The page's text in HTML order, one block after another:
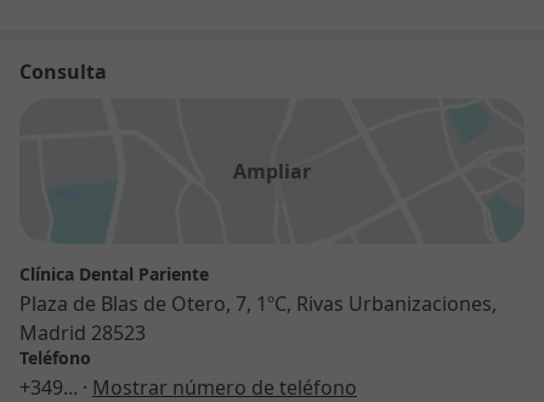
Consulta
Ampliar
Clínica Dental Pariente
Plaza de Blas de Otero, 7, 1ºC, Rivas Urbanizaciones,
Madrid 28523
Teléfono
+349... · Mostrar número de teléfono